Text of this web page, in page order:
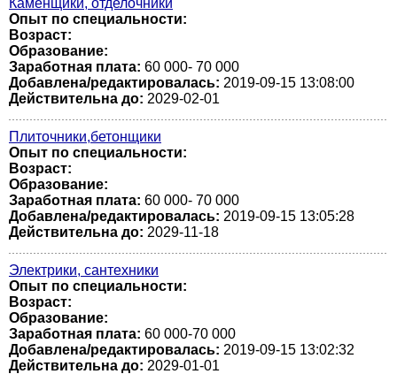
Каменщики, отделочники
Опыт по специальности:
Возраст:
Образование:
Заработная плата: 60 000- 70 000
Добавлена/редактировалась: 2019-09-15 13:08:00
Действительна до: 2029-02-01
Плиточники,бетонщики
Опыт по специальности:
Возраст:
Образование:
Заработная плата: 60 000- 70 000
Добавлена/редактировалась: 2019-09-15 13:05:28
Действительна до: 2029-11-18
Электрики, сантехники
Опыт по специальности:
Возраст:
Образование:
Заработная плата: 60 000-70 000
Добавлена/редактировалась: 2019-09-15 13:02:32
Действительна до: 2029-01-01